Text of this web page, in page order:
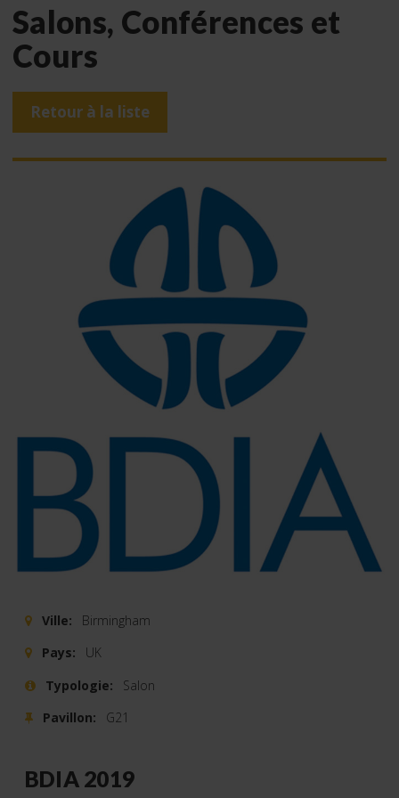
Salons, Conférences et
Cours
Retour à la liste
Ville:
Birmingham
Pays:
UK
Typologie:
Salon
Pavillon:
G21
BDIA 2019